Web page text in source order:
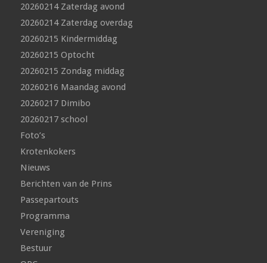
20260214 Zaterdag avond
20260214 Zaterdag overdag
20260215 Kindermiddag
20260215 Optocht
20260215 Zondag middag
20260216 Maandag avond
20260217 Dimibo
20260217 school
Foto’s
Krotenkokers
Nieuws
Berichten van de Prins
Passepartouts
Programma
Vereniging
Bestuur